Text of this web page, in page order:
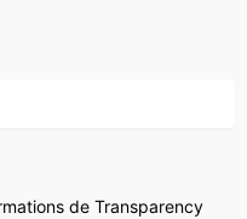
de Transparency